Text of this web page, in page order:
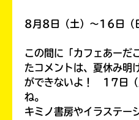
8月8日（土）～16日（
この間に「カフェあーだ
たコメントは、夏休み明
ができないよ！ 17日（
ね。
キミノ書房やイラステー